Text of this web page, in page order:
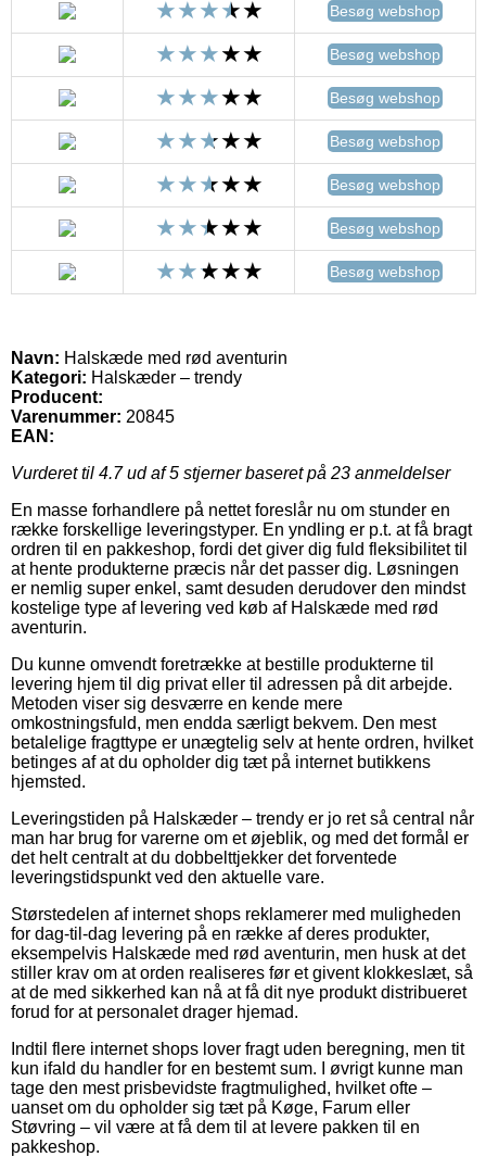
Besøg webshop
Besøg webshop
Besøg webshop
Besøg webshop
Besøg webshop
Besøg webshop
Besøg webshop
Navn: Halskæde med rød aventurin
Kategori: Halskæder – trendy
Producent:
Varenummer: 20845
EAN:
Vurderet til 4.7ud af 5 stjerner baseret på 23 anmeldelser
En masse forhandlere på nettet foreslår nu om stunder en
række forskellige leveringstyper. En yndling er p.t. at få bragt
ordren til en pakkeshop, fordi det giver dig fuld fleksibilitet til
at hente produkterne præcis når det passer dig. Løsningen
er nemlig super enkel, samt desuden derudover den mindst
kostelige type af levering ved køb af Halskæde med rød
aventurin.
Du kunne omvendt foretrække at bestille produkterne til
levering hjem til dig privat eller til adressen på dit arbejde.
Metoden viser sig desværre en kende mere
omkostningsfuld, men endda særligt bekvem. Den mest
betalelige fragttype er unægtelig selv at hente ordren, hvilket
betinges af at du opholder dig tæt på internet butikkens
hjemsted.
Leveringstiden på Halskæder – trendy er jo ret så central når
man har brug for varerne om et øjeblik, og med det formål er
det helt centralt at du dobbelttjekker det forventede
leveringstidspunkt ved den aktuelle vare.
Størstedelen af internet shops reklamerer med muligheden
for dag-til-dag levering på en række af deres produkter,
eksempelvis Halskæde med rød aventurin, men husk at det
stiller krav om at orden realiseres før et givent klokkeslæt, så
at de med sikkerhed kan nå at få dit nye produkt distribueret
forud for at personalet drager hjemad.
Indtil flere internet shops lover fragt uden beregning, men tit
kun ifald du handler for en bestemt sum. I øvrigt kunne man
tage den mest prisbevidste fragtmulighed, hvilket ofte –
uanset om du opholder sig tæt på Køge, Farum eller
Støvring – vil være at få dem til at levere pakken til en
pakkeshop.